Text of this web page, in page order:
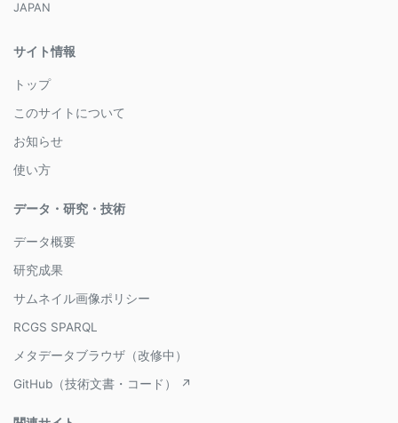
JAPAN
サイト情報
トップ
このサイトについて
お知らせ
使い方
データ・研究・技術
データ概要
研究成果
サムネイル画像ポリシー
RCGS SPARQL
メタデータブラウザ（改修中）
GitHub（技術文書・コード） ↗